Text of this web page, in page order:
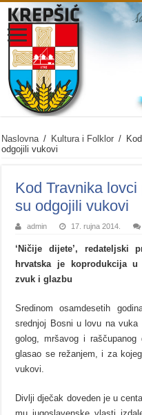
Naslovna / Kultura i Folklor /
odgojili vukovi
Kod Travnika
su odgojili vukovi
admin 17. rujna 2014.
‘Ničije dijete’, redateljski
hrvatska je koprodukcija
zvuk i glazbu
Sredinom osamdesetih
srednjoj Bosni u lovu na vuka
golog, mršavog i
glasao se režanjem, i za
vukovi.
Divlji dječak doveden je u